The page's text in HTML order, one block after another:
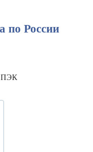
по России
ПЭК